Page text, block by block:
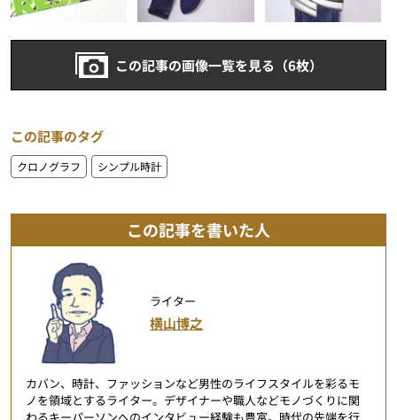
この記事の画像一覧を見る（6枚）
この記事のタグ
クロノグラフ シンプル時計
この記事を書いた人
ライター
横山博之
カバン、時計、ファッションなど男性のライフスタイルを彩るモ
ノを領域とするライター。デザイナーや職人などモノづくりに関